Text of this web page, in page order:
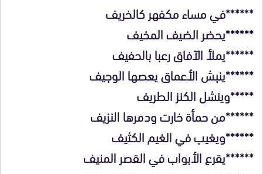
******في مساء مكفهر كالخريف
******يحضر الضيف المخيف
******يملأ الآفاق رعبا بالحفيف
******ينبش الأعماق يعصها الوجيف
*****وينشل الكنز الطريف
******من حمأة خارت ودمرها النزيف
******ويغيب في الغيم الكثيف
******يقرع الأبواب في القصر المنيف